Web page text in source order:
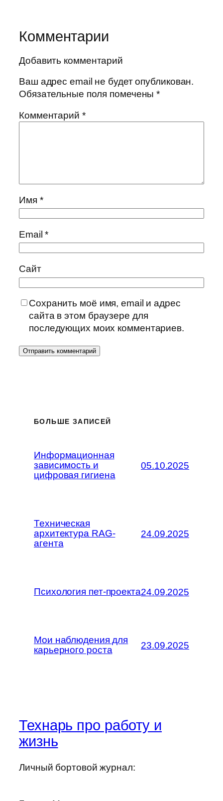
Комментарии
Добавить комментарий
Ваш адрес email не будет опубликован.
Обязательные поля помечены*
Комментарий *
Имя *
Email*
Сайт
Сохранить моё имя, email и адрес
сайта в этом браузере для
последующих моих комментариев.
БОЛЬШЕ ЗАПИСЕЙ
Информационная
зависимость и
цифровая гигиена
05.10.2025
Техническая
архитектура RAG-
агента
24.09.2025
Психология пет-проекта24.09.2025
Мои наблюдения для
карьерного роста
23.09.2025
Технарь про работу и
жизнь
Личный бортовой журнал: